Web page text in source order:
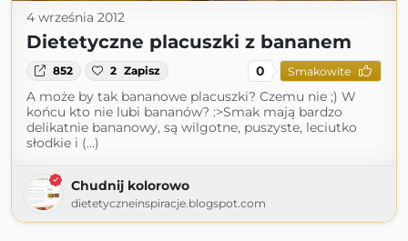
4 września 2012
Dietetyczne placuszki z bananem
852 2 Zapisz 0 Smakowite
A może by tak bananowe placuszki? Czemu nie ;) W
końcu kto nie lubi bananów? :>Smak mają bardzo
delikatnie bananowy, są wilgotne, puszyste, leciutko
słodkie i (...)
Chudnij kolorowo
dietetyczneinspiracje.blogspot.com